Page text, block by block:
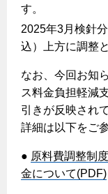
検針について
原料費調整制度
こんなときは
ガスくさいとき・
ガスメーターの
快適性
経済性
ライフスタイル
ガス・電気併用住宅
経済性、環境性
ライフステージ別
レンジフード
オーブン・炊飯器
炊飯器
リフォーム事例紹
3つのあんしん宣言
テレビCM
スタッフ
補助金について
都市ガスでんき
都市ガスでんき
電気料金の計算に
ご請求とお支払い
約款
電気料金のシミュ
食育活動について
料理教室レンタル
お問合わせ・資
情報誌
採用情報
す。
2025年3月検針
込）上方に調整
なお、今回お知
ス料金負担軽減
引きが反映され
詳細は以下をご
● 原料費調整制
金について(PDF)